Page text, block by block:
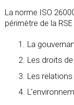
La norme ISO
périmètre de la
La
Les droits
Les